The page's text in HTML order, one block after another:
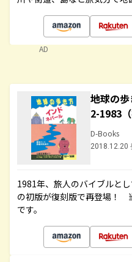
AD
地球の
2-1983（
D-Books
2018.12.20
1981年、旅人のバイブルと
の初版が復刻版で再登場！
です。